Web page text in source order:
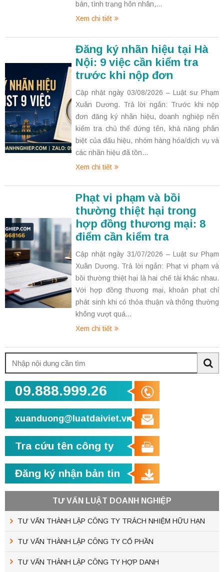
bán, tình trạng hôn nhân,...
Xem chi tiết
Đăng ký nhãn hiệu tại Hà
Nội: 9 việc cần kiểm tra
trước khi nộp đơn
Cập nhật ngày 03/08/2026 – Luật sư Phạm
Xuân Dương. Trả lời ngắn: Trước khi nộp
đơn đăng ký nhãn hiệu, doanh nghiệp nên
kiểm tra chủ thể đứng tên, khả năng phân
biệt của dấu hiệu, nhóm hàng hóa/dịch vụ và
các nhãn hiệu đã tồn...
Xem chi tiết
Phạt vi phạm và bồi
thường thiệt hại trong
hợp đồng thương mại: 8
điểm cần kiểm tra
Cập nhật ngày 31/07/2026 – Luật sư Phạm
Xuân Dương. Trả lời ngắn: Phạt vi phạm và
bồi thường thiệt hại là hai chế tài khác nhau.
Với hợp đồng thương mại, khoản phạt chỉ
phát sinh khi có thỏa thuận và thông thường
không vượt quá...
Xem chi tiết
kiếm:
09.888.999.26
xuanduong@luatdaiviet.vn
Tra cứu tên công ty
Đăng ký nhận bản tin
TƯ VẤN LUẬT DOANH NGHIỆP
TƯ VẤN THÀNH LẬP CÔNG TY TRÁCH NHIỆM HỮU HẠN
TƯ VẤN THÀNH LẬP CÔNG TY CỔ PHẦN
TƯ VẤN THÀNH LẬP CÔNG TY HỢP DANH